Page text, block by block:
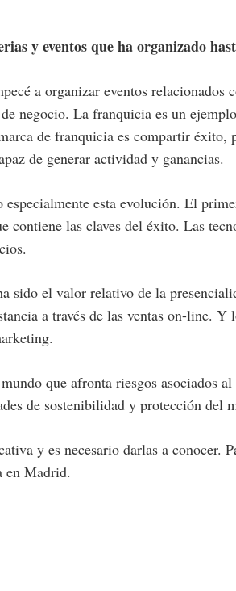
y eventos que ha organizado
a organizar eventos
negocio. La franquicia es un
de franquicia es compartir éxito,
de generar actividad y ganancias.
esta evolución. El
las claves del éxito. Las
sido el valor relativo de la
a través de las ventas on-line.
que afronta riesgos asociados
de sostenibilidad y protección del
y es necesario darlas a conocer.
en Madrid.